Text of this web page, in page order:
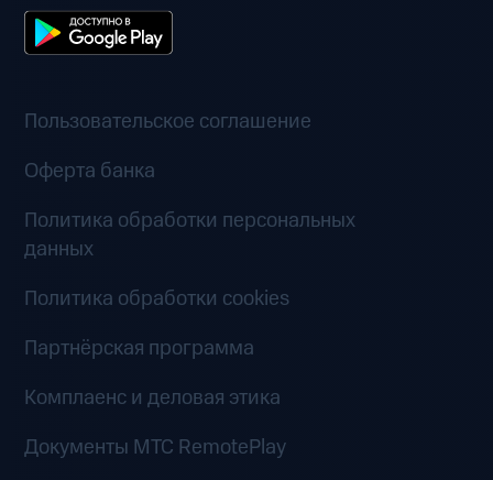
Пользовательское соглашение
Оферта банка
Политика обработки персональных
данных
Политика обработки cookies
Партнёрская программа
Комплаенс и деловая этика
Документы MTC RemotePlay